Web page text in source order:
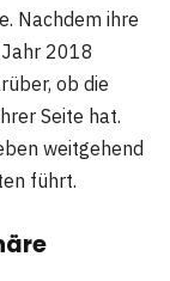
Nachdem ihre
2018
ob die
Seite hat.
weitgehend
führt.